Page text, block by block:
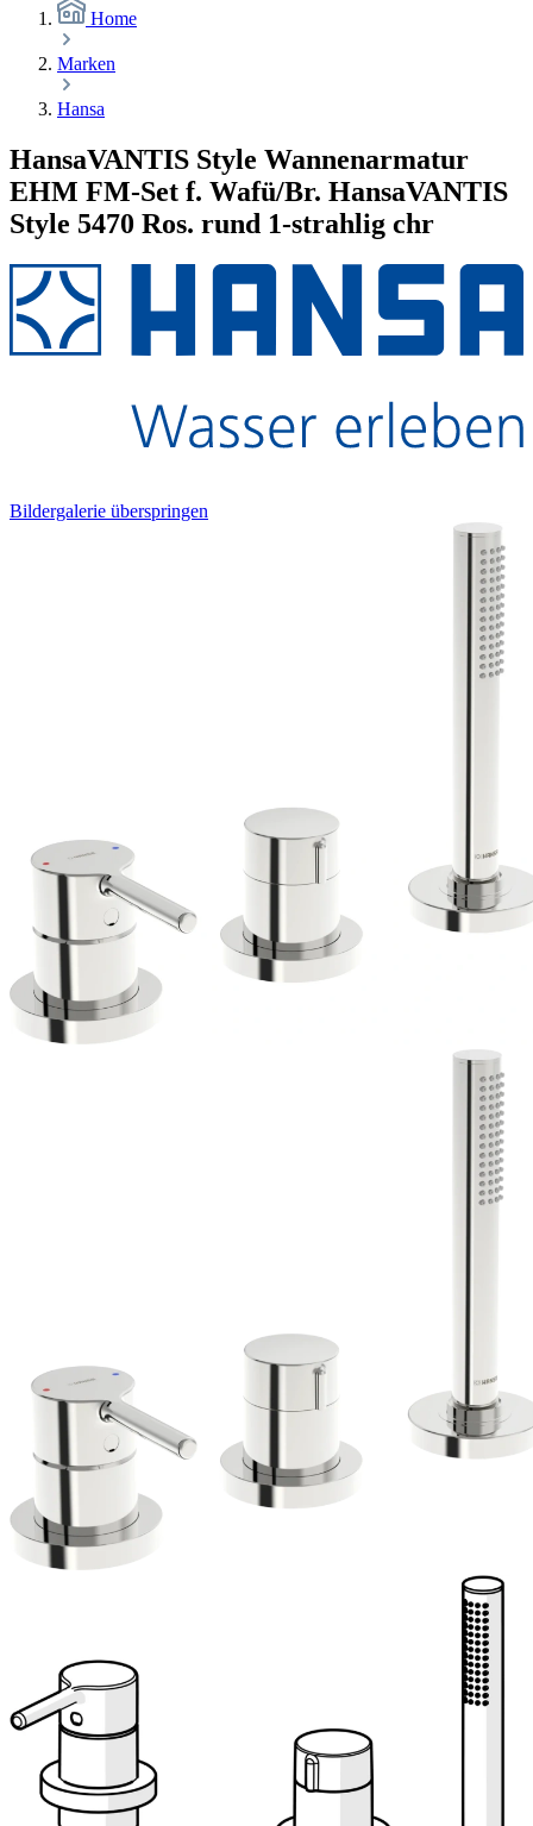
Home
Marken
Hansa
HansaVANTIS Style Wannenarmatur
EHM FM-Set f. Wafü/Br. HansaVANTIS
Style 5470 Ros. rund 1-strahlig chr
Bildergalerie überspringen